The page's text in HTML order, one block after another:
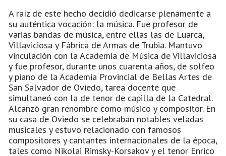
A raíz de este hecho decidió dedicarse plenamente a
su auténtica vocación: la música. Fue profesor de
varias bandas de música, entre ellas las de Luarca,
Villaviciosa y Fábrica de Armas de Trubia. Mantuvo
vinculación con la Academia de Música de Villaviciosa
y fue profesor, durante unos cuarenta años, de solfeo
y piano de la Academia Provincial de Bellas Artes de
San Salvador de Oviedo, tarea docente que
simultaneó con la de tenor de capilla de la Catedral.
Alcanzó gran renombre como músico y compositor. En
su casa de Oviedo se celebraban notables veladas
musicales y estuvo relacionado con famosos
compositores y cantantes internacionales de la época,
tales como Nikolai Rimsky-Korsakov y el tenor Enrico